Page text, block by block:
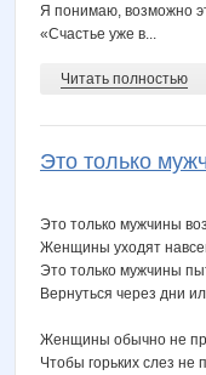
Я понимаю, возможно
«Счастье уже в...
Читать полностью
Это только
Это только мужчины
Женщины уходят
Это только мужчины
Вернуться через дни
Женщины обычно не
Чтобы горьких слез не